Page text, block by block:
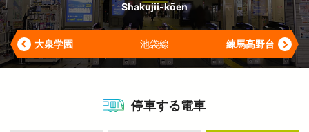
TOP
電車に乗る
Shakujii-kōen
池袋線
大泉学園 練馬高野台
停車する電車